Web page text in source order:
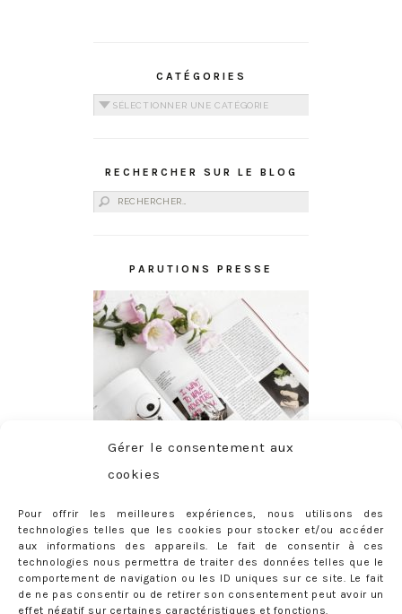
Gérer le consentement aux
cookies
Pour offrir les meilleures expériences, nous utilisons des
technologies telles que les cookies pour stocker et/ou accéder
aux informations des appareils. Le fait de consentir à ces
technologies nous permettra de traiter des données telles que le
comportement de navigation ou les ID uniques sur ce site. Le fait
de ne pas consentir ou de retirer son consentement peut avoir un
effet négatif sur certaines caractéristiques et fonctions.
CATÉGORIES
Catégories
RECHERCHER SUR LE BLOG
Rechercher :
PARUTIONS PRESSE